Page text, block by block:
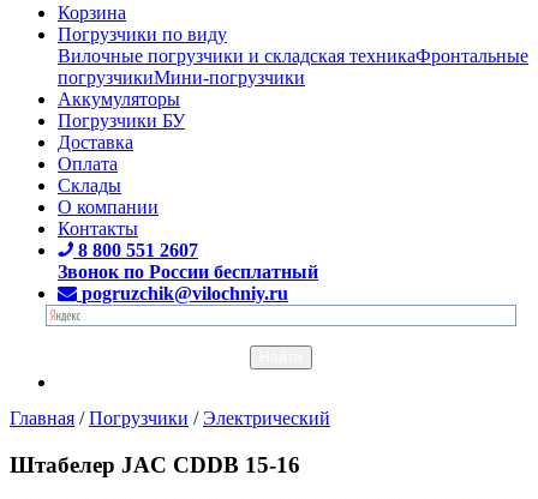
Корзина
Погрузчики по виду
Вилочные погрузчики и складская техникаФронтальные
погрузчикиМини-погрузчики
Аккумуляторы
Погрузчики БУ
Доставка
Оплата
Склады
О компании
Контакты
8 800 551 2607
Звонок по России бесплатный
pogruzchik@vilochniy.ru
Главная /Погрузчики /Электрический
Штабелер JAC CDDB 15-16